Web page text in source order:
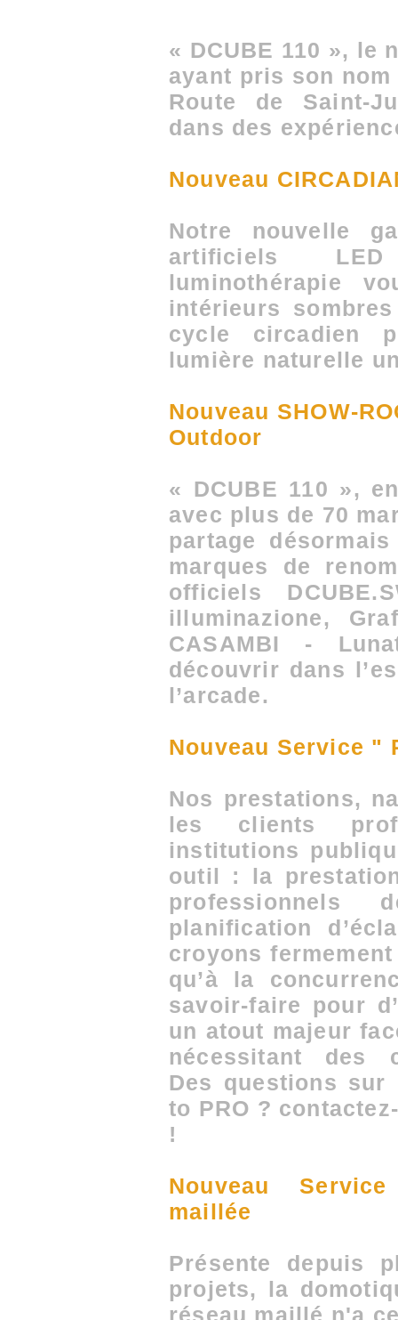
« DCUBE 110 », le
ayant pris son
Route de Saint-
dans des
Nouveau
Notre nouvelle
artificiels
luminothérapie
intérieurs
cycle circadien
lumière naturelle
Nouveau SHOW-
Outdoor
« DCUBE 110 »,
avec plus de 70
partage
marques de
officiels
illuminazione,
CASAMBI -
découvrir dans
l’arcade.
Nouveau Service "
Nos prestations,
les clients
institutions
outil : la
planification
croyons
qu’à la
savoir-faire pour
un atout majeur
nécessitant des
Des questions
to PRO ?
!
Nouveau
maillée
Présente depuis
projets, la
réseau maillé n'a